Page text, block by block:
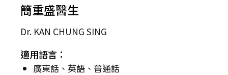
簡重盛醫生
Dr. KAN CHUNG SING
適用語言：
廣東話、英語、普通話